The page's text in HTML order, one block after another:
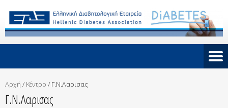
Αρχή / Κέντρο / Γ.Ν.Λαρισας
Γ.Ν.Λαρισας